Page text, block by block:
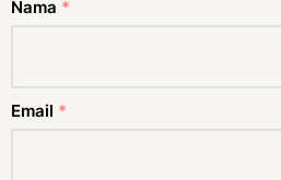
Nama *
Email *